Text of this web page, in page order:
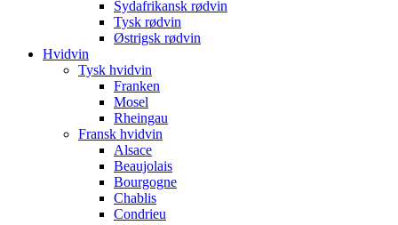
Sydafrikansk rødvin
Tysk rødvin
Østrigsk rødvin
Hvidvin
Tysk hvidvin
Franken
Mosel
Rheingau
Fransk hvidvin
Alsace
Beaujolais
Bourgogne
Chablis
Condrieu